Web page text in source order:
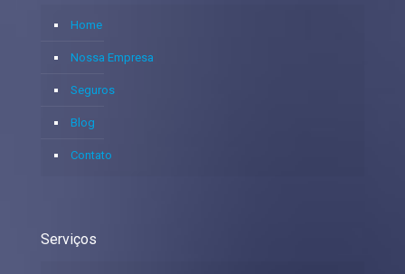
Home
Nossa Empresa
Seguros
Blog
Contato
Serviços